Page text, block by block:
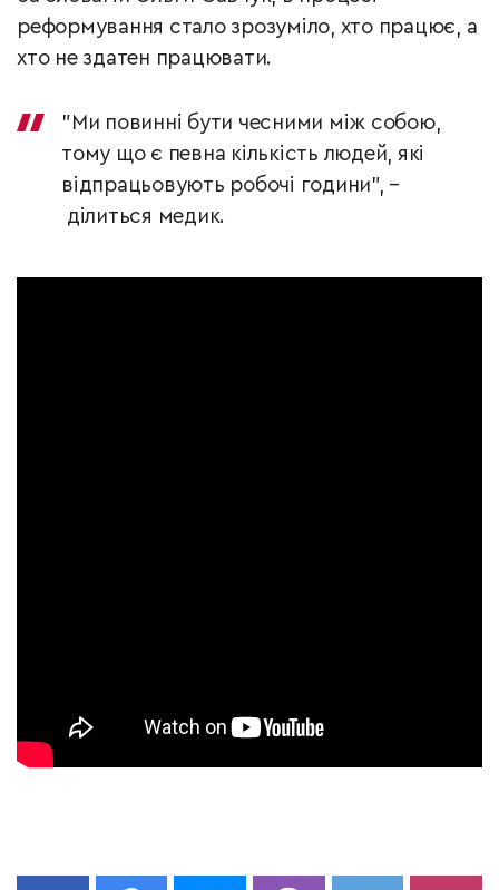
реформування стало зрозуміло, хто працює, а
хто не здатен працювати.
"Ми повинні бути чесними між собою,
тому що є певна кількість людей, які
відпрацьовують робочі години", –
ділиться медик.